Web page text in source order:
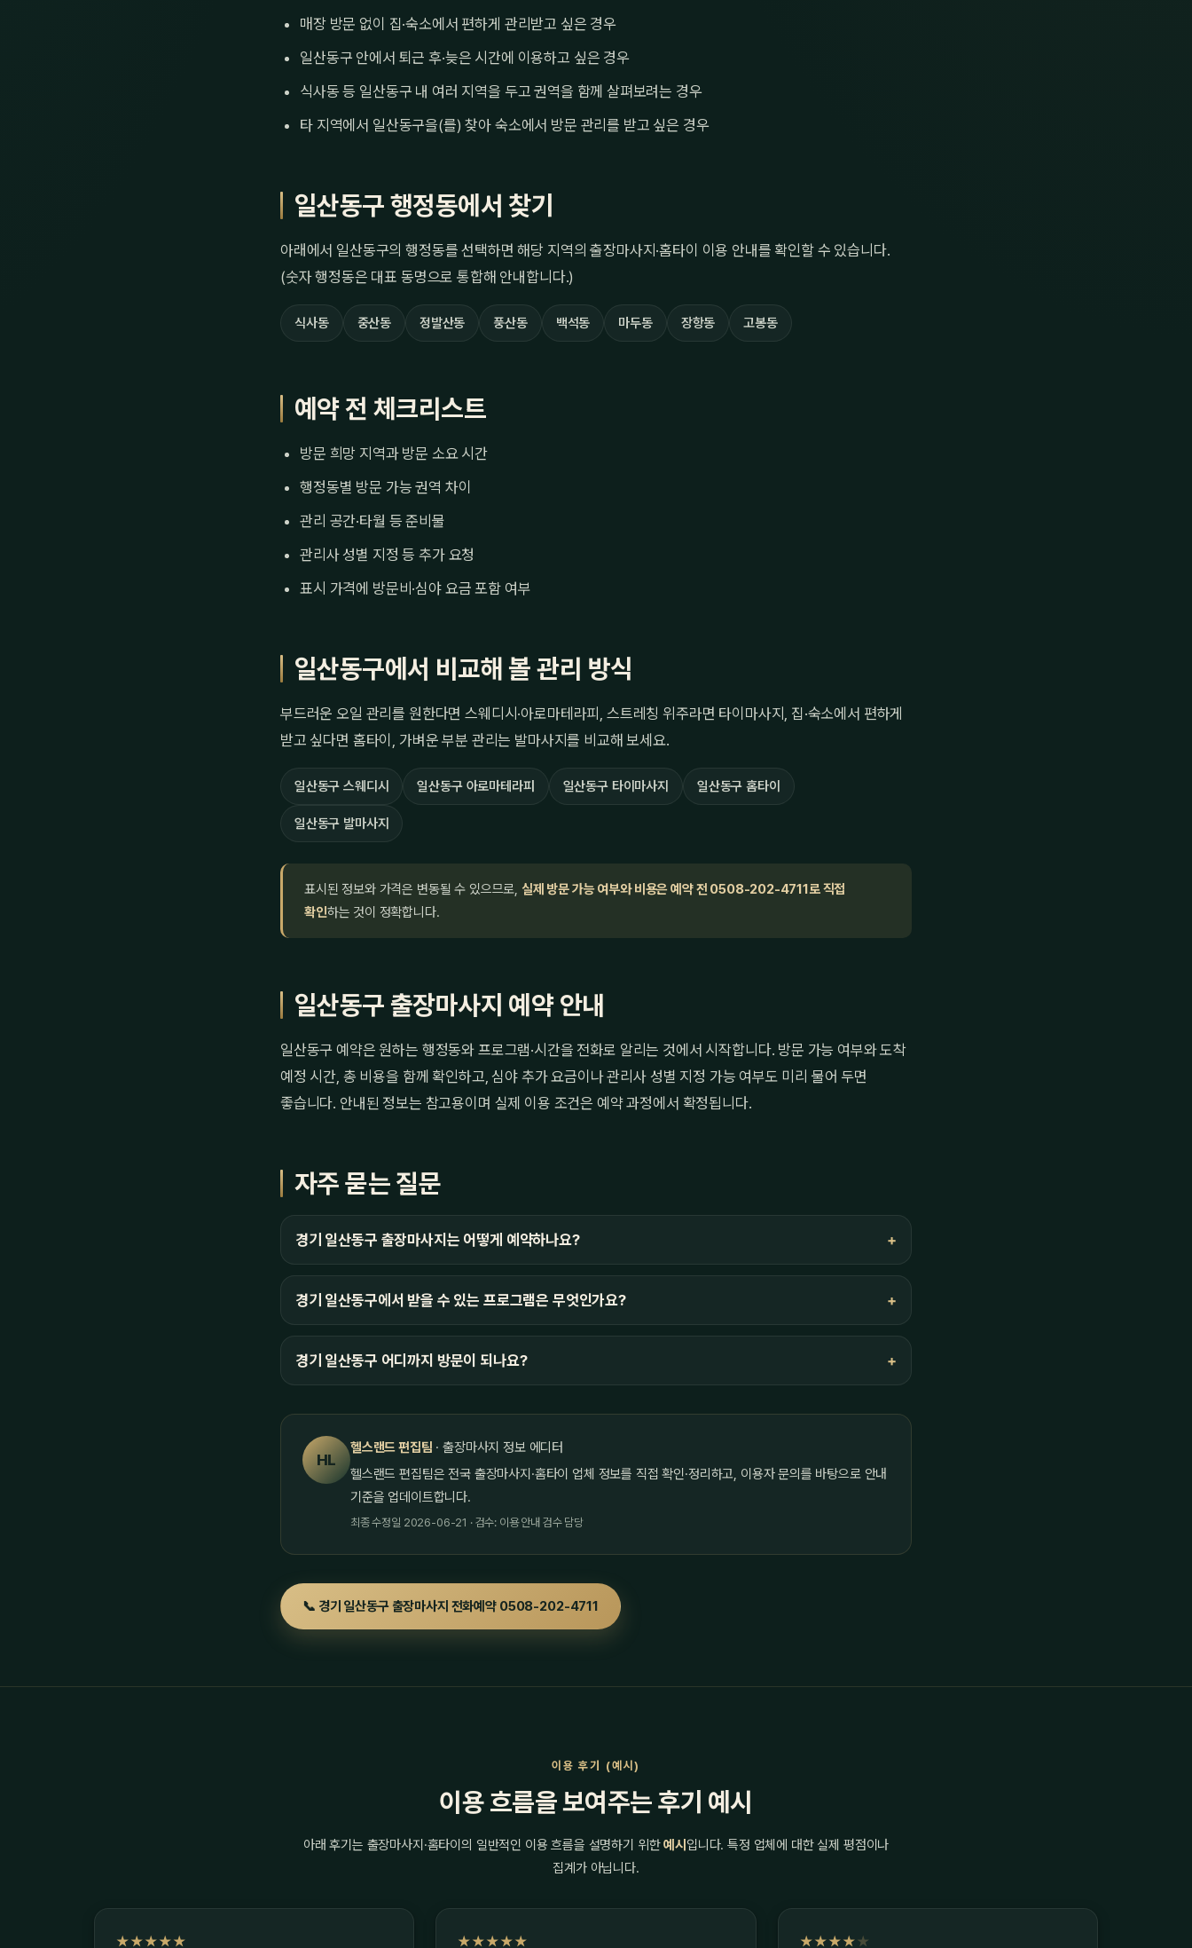
매장 방문 없이 집·숙소에서 편하게 관리받고 싶은 경우
일산동구 안에서 퇴근 후·늦은 시간에 이용하고 싶은 경우
식사동 등 일산동구 내 여러 지역을 두고 권역을 함께 살펴보려는 경우
타 지역에서 일산동구을(를) 찾아 숙소에서 방문 관리를 받고 싶은 경우
일산동구 행정동에서 찾기
아래에서 일산동구의 행정동를 선택하면 해당 지역의 출장마사지·홈타이 이용 안내를 확인할 수 있습니다.
(숫자 행정동은 대표 동명으로 통합해 안내합니다.)
식사동 중산동 정발산동 풍산동 백석동 마두동 장항동 고봉동
예약 전 체크리스트
방문 희망 지역과 방문 소요 시간
행정동별 방문 가능 권역 차이
관리 공간·타월 등 준비물
관리사 성별 지정 등 추가 요청
표시 가격에 방문비·심야 요금 포함 여부
일산동구에서 비교해 볼 관리 방식
부드러운 오일 관리를 원한다면 스웨디시·아로마테라피, 스트레칭 위주라면 타이마사지, 집·숙소에서 편하게
받고 싶다면 홈타이, 가벼운 부분 관리는 발마사지를 비교해 보세요.
일산동구 스웨디시 일산동구 아로마테라피 일산동구 타이마사지 일산동구 홈타이
일산동구 발마사지
표시된 정보와 가격은 변동될 수 있으므로, 실제 방문 가능 여부와 비용은 예약 전 0508-202-4711로 직접
확인하는 것이 정확합니다.
일산동구 출장마사지 예약 안내
일산동구 예약은 원하는 행정동와 프로그램·시간을 전화로 알리는 것에서 시작합니다. 방문 가능 여부와 도착
예정 시간, 총 비용을 함께 확인하고, 심야 추가 요금이나 관리사 성별 지정 가능 여부도 미리 물어 두면
좋습니다. 안내된 정보는 참고용이며 실제 이용 조건은 예약 과정에서 확정됩니다.
자주 묻는 질문
경기 일산동구 출장마사지는 어떻게 예약하나요?
경기 일산동구에서 받을 수 있는 프로그램은 무엇인가요?
경기 일산동구 어디까지 방문이 되나요?
HL
헬스랜드 편집팀 · 출장마사지 정보 에디터
헬스랜드 편집팀은 전국 출장마사지·홈타이 업체 정보를 직접 확인·정리하고, 이용자 문의를 바탕으로 안내
기준을 업데이트합니다.
최종 수정일 2026-06-21 · 검수: 이용 안내 검수 담당
📞 경기 일산동구 출장마사지 전화예약 0508-202-4711
이용 후기 (예시)
이용 흐름을 보여주는 후기 예시
아래 후기는 출장마사지·홈타이의 일반적인 이용 흐름을 설명하기 위한예시 입니다. 특정 업체에 대한 실제 평점이나
집계가 아닙니다.
★★★★★ ★★★★★ ★★★★ ★